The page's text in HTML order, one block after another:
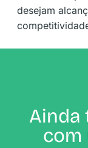
desejam
Ainda
com